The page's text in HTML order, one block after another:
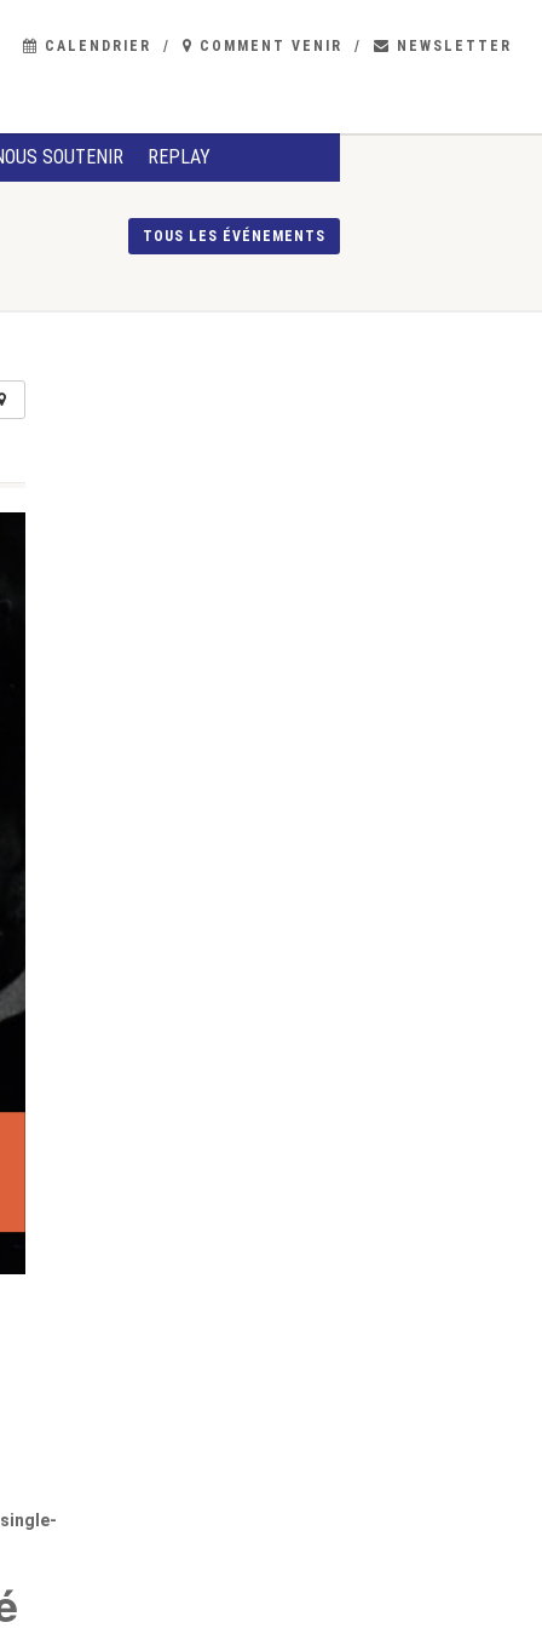
CALENDRIER COMMENT VENIR NEWSLETTER
SOUTENIR REPLAY
TOUS LES ÉVÉNEMENTS